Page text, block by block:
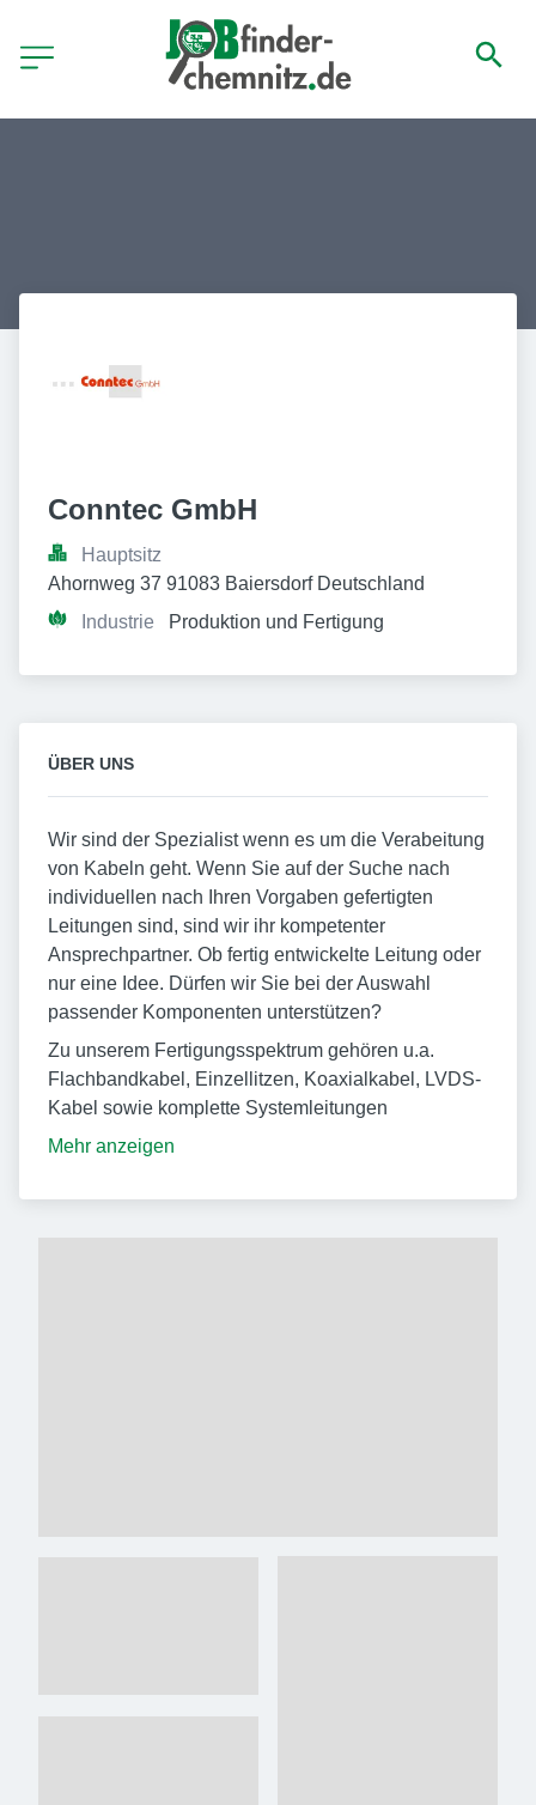
Conntec GmbH
Hauptsitz
Ahornweg 37 91083 Baiersdorf Deutschland
Industrie
Produktion und Fertigung
ÜBER UNS
Wir sind der Spezialist wenn es um die Verabeitung
von Kabeln geht. Wenn Sie auf der Suche nach
individuellen nach Ihren Vorgaben gefertigten
Leitungen sind, sind wir ihr kompetenter
Ansprechpartner. Ob fertig entwickelte Leitung oder
nur eine Idee. Dürfen wir Sie bei der Auswahl
passender Komponenten unterstützen?
Zu unserem Fertigungsspektrum gehören u.a.
Flachbandkabel, Einzellitzen, Koaxialkabel, LVDS-
Kabel sowie komplette Systemleitungen
Mehr anzeigen